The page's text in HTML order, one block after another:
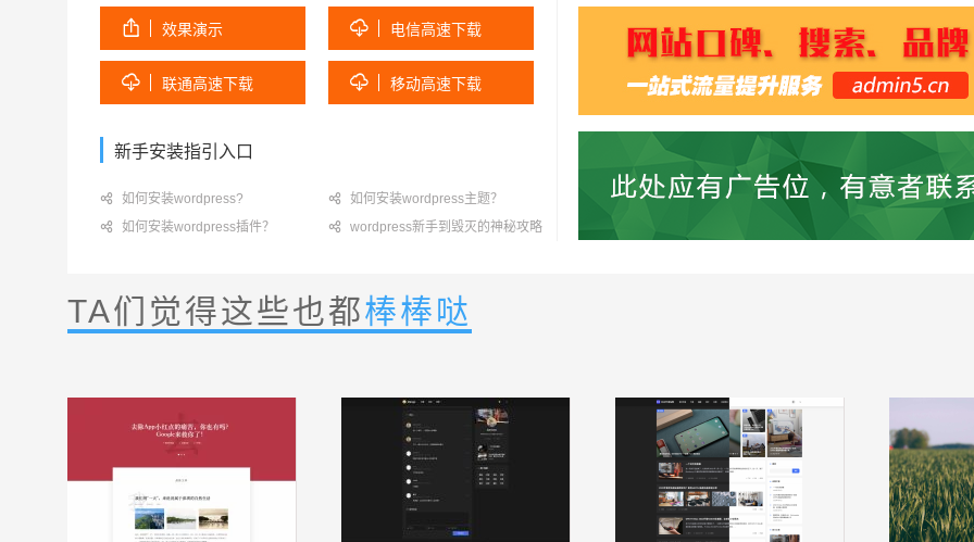
 效果演示  电信高速下载
 联通高速下载  移动高速下载
新手安装指引入口
 如何安装wordpress?  如何安装wordpress主题？
 如何安装wordpress插件？  wordpress新手到毁灭的神秘攻略
TA们觉得这些也都棒棒哒